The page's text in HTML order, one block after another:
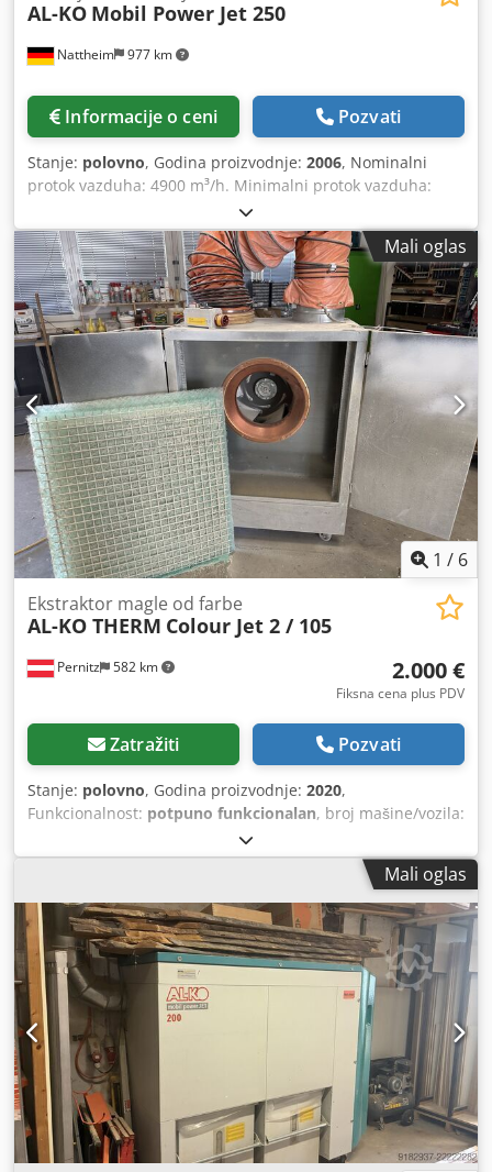
Nattheim 977 km
AL-KO Mobil Power Jet 250
Informacije o ceni Pozvati
Stanje: polovno, Godina proizvodnje: 2006, Nominalni
protok vazduha: 4900 m³/h. Minimalni protok vazduha:
3532 m³/h. Usisni priključak: 250 mm. Diferencijalni
pritisak pri minimalnom protoku: 2740 Pa. Priključak za
vazdušni pritisak: 8,5 bara. Motor: 6,5 kW. Lokacija
skladišta: Nattheim. Cedpfx Ahezl Tdwomsrf
Mali oglas
1 / 6
Pernitz 582 km
Ekstraktor magle od farbe
AL-KO THERM Colour Jet 2 / 105
2.000 €
Fiksna cena plus PDV
Zatražiti Pozvati
Stanje: polovno, Godina proizvodnje: 2020,
Funkcionalnost: potpuno funkcionalan, broj mašine/vozila:
176 kg
kW (1,02 KS), maksimalna brzina obrtanja:950 o/min,
, Uređaji iz serije COLOUR JET
optimizovani su za efikasno uklanjanje magle boje i
rastvarača na radnim mestima za nanošenje mokrog laka.
Prednji usmerivač vazduha obezbeđuje prikupljanje
vazduha ispod i na bočnim otvorima, jer se rastvarači iz
lakova talože i skupljaju u blizini poda. Istovremeno,
usmerivač vazduha omogućava ravnomerno
raspoređivanje vazduha na filteru i štiti filter medijum od
direktnog dejstva. Pigmenti boje se odvajaju pomoću
velikog filtera koji se može menjati, a očišćeni ispušni
vazduh se zatim odvodi na otvoreno putem cevi ili creva.
Csdpfjzkgwnjx Ahmorf Dimenzije (Š x D x V) u mm: 1.012 x
1.405 x 943
Mali oglas